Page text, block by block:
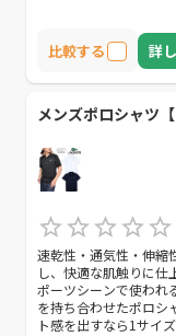
比較する 詳
メンズポロシャツ【
速乾性・通気性・伸縮
し、快適な肌触りに仕
ポーツシーンで使われ
を持ち合わせたポロシ
ト感を出すなら1サイ